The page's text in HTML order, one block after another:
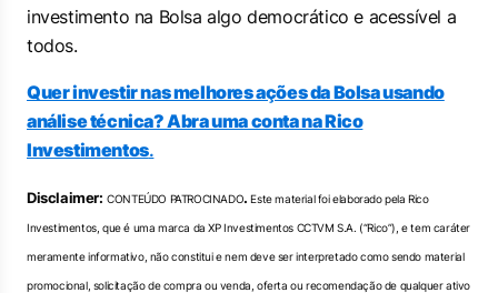
investimento na Bolsa algo democrático e acessível a
todos.
Quer investir nas melhores ações da Bolsa usando
análise técnica? Abra uma conta na Rico
Investimentos.
Disclaimer: CONTEÚDO PATROCINADO.Este material foi elaborado pela Rico
Investimentos, que é uma marca da XP Investimentos CCTVM S.A. (“Rico”), e tem caráter
meramente informativo, não constitui e nem deve ser interpretado como sendo material
promocional, solicitação de compra ou venda, oferta ou recomendação de qualquer ativo